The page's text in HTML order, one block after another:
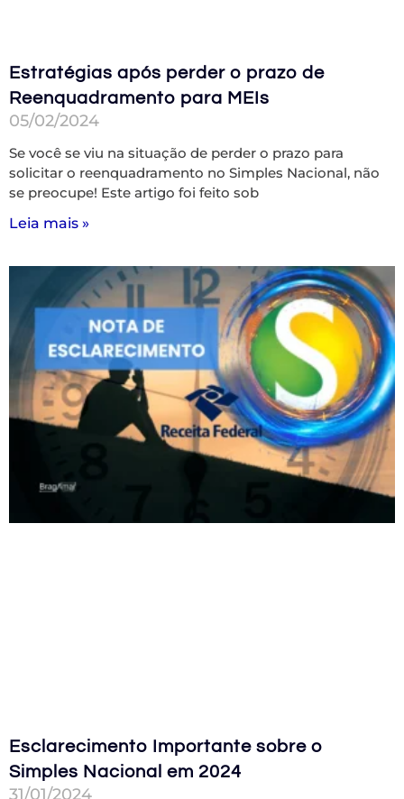
Estratégias após perder o prazo de
Reenquadramento para MEIs
05/02/2024
Se você se viu na situação de perder o prazo para
solicitar o reenquadramento no Simples Nacional, não
se preocupe! Este artigo foi feito sob
Leia mais »
Esclarecimento Importante sobre o
Simples Nacional em 2024
31/01/2024